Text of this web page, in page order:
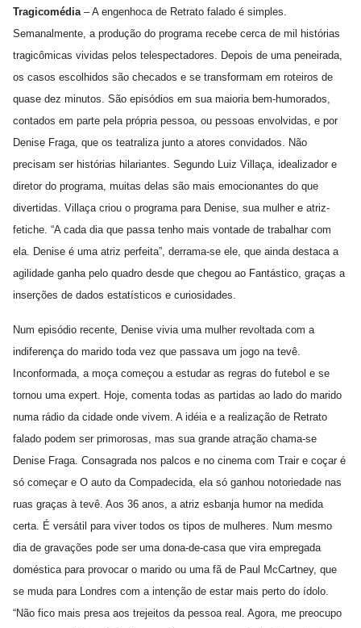
Tragicomédia– A engenhoca de Retrato falado é simples.
Semanalmente, a produção do programa recebe cerca de mil histórias
tragicômicas vividas pelos telespectadores. Depois de uma peneirada,
os casos escolhidos são checados e se transformam em roteiros de
quase dez minutos. São episódios em sua maioria bem-humorados,
contados em parte pela própria pessoa, ou pessoas envolvidas, e por
Denise Fraga, que os teatraliza junto a atores convidados. Não
precisam ser histórias hilariantes. Segundo Luiz Villaça, idealizador e
diretor do programa, muitas delas são mais emocionantes do que
divertidas. Villaça criou o programa para Denise, sua mulher e atriz-
fetiche. “A cada dia que passa tenho mais vontade de trabalhar com
ela. Denise é uma atriz perfeita”, derrama-se ele, que ainda destaca a
agilidade ganha pelo quadro desde que chegou ao Fantástico, graças a
inserções de dados estatísticos e curiosidades.
Num episódio recente, Denise vivia uma mulher revoltada com a
indiferença do marido toda vez que passava um jogo na tevê.
Inconformada, a moça começou a estudar as regras do futebol e se
tornou uma expert. Hoje, comenta todas as partidas ao lado do marido
numa rádio da cidade onde vivem. A idéia e a realização de Retrato
falado podem ser primorosas, mas sua grande atração chama-se
Denise Fraga. Consagrada nos palcos e no cinema com Trair e coçar é
só começar e O auto da Compadecida, ela só ganhou notoriedade nas
ruas graças à tevê. Aos 36 anos, a atriz esbanja humor na medida
certa. É versátil para viver todos os tipos de mulheres. Num mesmo
dia de gravações pode ser uma dona-de-casa que vira empregada
doméstica para provocar o marido ou uma fã de Paul McCartney, que
se muda para Londres com a intenção de estar mais perto do ídolo.
“Não fico mais presa aos trejeitos da pessoa real. Agora, me preocupo